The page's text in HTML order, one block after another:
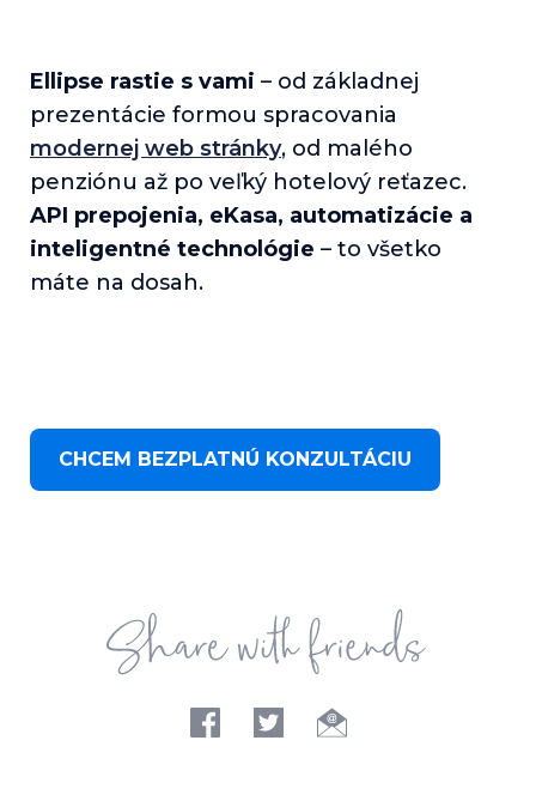
Ellipse rastie s vami – od základnej
prezentácie formou spracovania
modernej web stránky, od malého
penziónu až po veľký hotelový reťazec.
API prepojenia, eKasa, automatizácie a
inteligentné technológie – to všetko
máte na dosah.
CHCEM BEZPLATNÚ KONZULTÁCIU